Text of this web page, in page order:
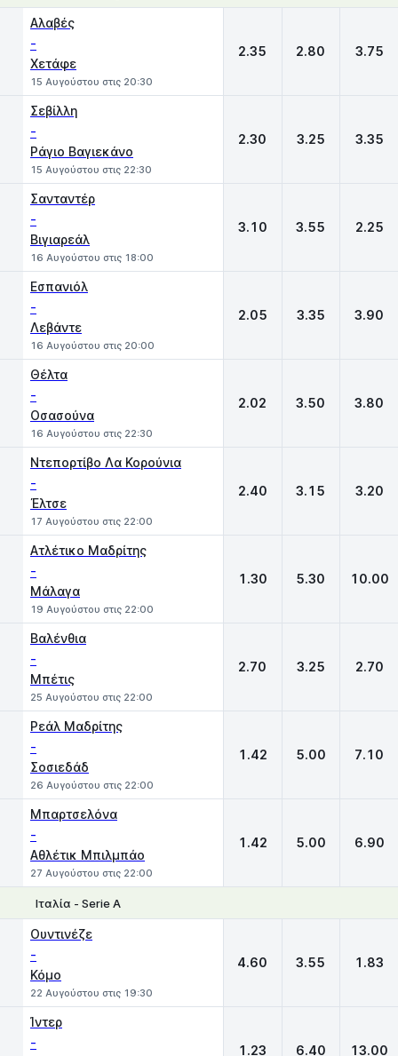
Αλαβές
-
Χετάφε
15 Αυγούστου στις 20:30
2.35 2.80 3.75
Σεβίλλη
-
Ράγιο Βαγιεκάνο
15 Αυγούστου στις 22:30
2.30 3.25 3.35
Σανταντέρ
-
Βιγιαρεάλ
16 Αυγούστου στις 18:00
3.10 3.55 2.25
Εσπανιόλ
-
Λεβάντε
16 Αυγούστου στις 20:00
2.05 3.35 3.90
Θέλτα
-
Οσασούνα
16 Αυγούστου στις 22:30
2.02 3.50 3.80
Ντεπορτίβο Λα Κορούνια
-
Έλτσε
17 Αυγούστου στις 22:00
2.40 3.15 3.20
Ατλέτικο Μαδρίτης
-
Μάλαγα
19 Αυγούστου στις 22:00
1.30 5.30 10.00
Βαλένθια
-
Μπέτις
25 Αυγούστου στις 22:00
2.70 3.25 2.70
Ρεάλ Μαδρίτης
-
Σοσιεδάδ
26 Αυγούστου στις 22:00
1.42 5.00 7.10
Μπαρτσελόνα
-
Αθλέτικ Μπιλμπάο
27 Αυγούστου στις 22:00
1.42 5.00 6.90
Ιταλία - Serie A
Ουντινέζε
-
Κόμο
22 Αυγούστου στις 19:30
4.60 3.55 1.83
Ίντερ
- 1.23 6.40 13.00